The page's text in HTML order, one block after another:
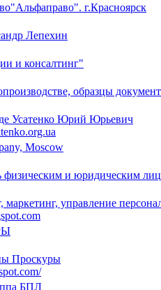
г.Красноярск
Лепехин
и консалтинг"
образцы
Усатенко Юрий Юрьевич
Moscow
и юридическим
управление
Проскуры
БПЛ